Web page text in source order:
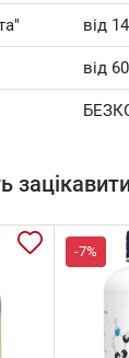
від
від
-7%